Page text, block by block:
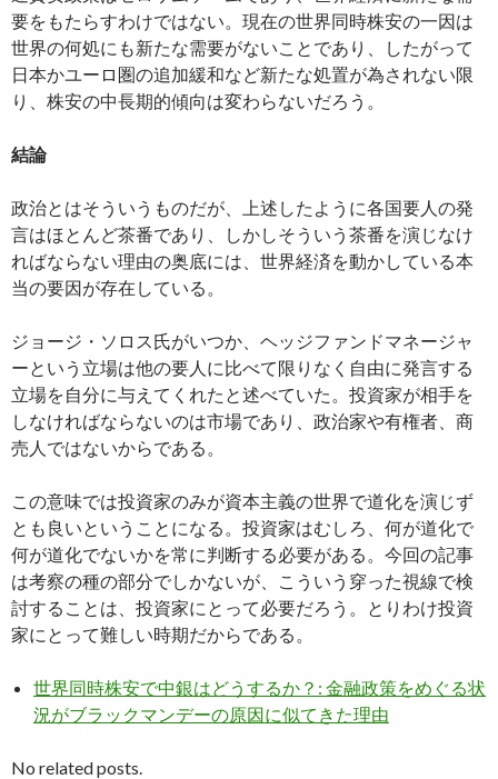
要をもたらすわけではない。現在の世界同時株安の一因は
世界の何処にも新たな需要がないことであり、したがって
日本かユーロ圏の追加緩和など新たな処置が為されない限
り、株安の中長期的傾向は変わらないだろう。
結論
政治とはそういうものだが、上述したように各国要人の発
言はほとんど茶番であり、しかしそういう茶番を演じなけ
ればならない理由の奥底には、世界経済を動かしている本
当の要因が存在している。
ジョージ・ソロス氏がいつか、ヘッジファンドマネージャ
ーという立場は他の要人に比べて限りなく自由に発言する
立場を自分に与えてくれたと述べていた。投資家が相手を
しなければならないのは市場であり、政治家や有権者、商
売人ではないからである。
この意味では投資家のみが資本主義の世界で道化を演じず
とも良いということになる。投資家はむしろ、何が道化で
何が道化でないかを常に判断する必要がある。今回の記事
は考察の種の部分でしかないが、こういう穿った視線で検
討することは、投資家にとって必要だろう。とりわけ投資
家にとって難しい時期だからである。
世界同時株安で中銀はどうするか？: 金融政策をめぐる状
況がブラックマンデーの原因に似てきた理由
No related posts.